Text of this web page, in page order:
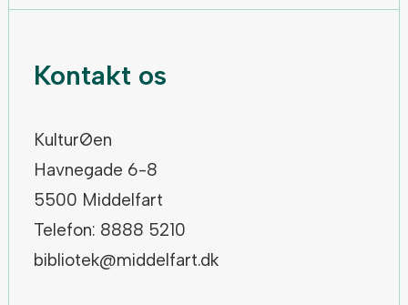
Kontakt os
KulturØen
Havnegade 6-8
5500 Middelfart
Telefon: 8888 5210
bibliotek@middelfart.dk